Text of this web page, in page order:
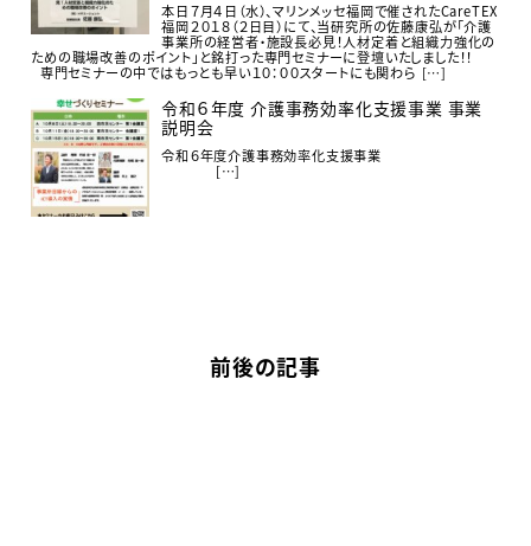
本日７月４日（水）、マリンメッセ福岡で催されたCareTEX
福岡２０１８（２日目）にて、当研究所の佐藤康弘が「介護
事業所の経営者・施設長必見！人材定着と組織力強化の
ための職場改善のポイント」と銘打った専門セミナーに登壇いたしました！！
専門セミナーの中ではもっとも早い１０：００スタートにも関わら […]
令和６年度 介護事務効率化支援事業 事業
説明会
令和６年度介護事務効率化支援事業
[…]
前後の記事